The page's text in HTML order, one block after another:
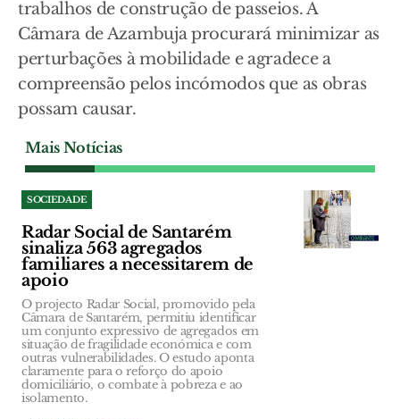
trabalhos de construção de passeios. A
Câmara de Azambuja procurará minimizar as
perturbações à mobilidade e agradece a
compreensão pelos incómodos que as obras
possam causar.
Mais Notícias
SOCIEDADE
Radar Social de Santarém
sinaliza 563 agregados
familiares a necessitarem de
apoio
O projecto Radar Social, promovido pela
Câmara de Santarém, permitiu identificar
um conjunto expressivo de agregados em
situação de fragilidade económica e com
outras vulnerabilidades. O estudo aponta
claramente para o reforço do apoio
domiciliário, o combate à pobreza e ao
isolamento.